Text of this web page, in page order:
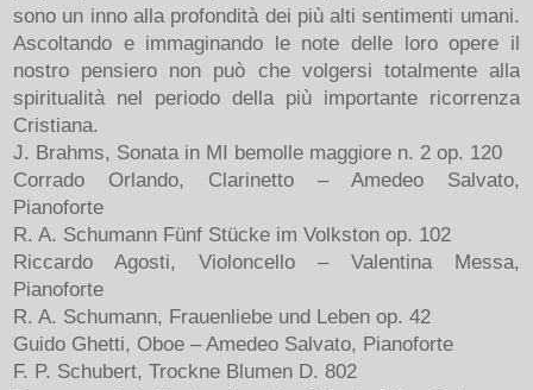
sono un inno alla profondità dei più alti sentimenti umani.
Ascoltando e immaginando le note delle loro opere il
nostro pensiero non può che volgersi totalmente alla
spiritualità nel periodo della più importante ricorrenza
Cristiana.
J. Brahms, Sonata in MI bemolle maggiore n. 2 op. 120
Corrado Orlando, Clarinetto – Amedeo Salvato,
Pianoforte
R. A. Schumann Fünf Stücke im Volkston op. 102
Riccardo Agosti, Violoncello – Valentina Messa,
Pianoforte
R. A. Schumann, Frauenliebe und Leben op. 42
Guido Ghetti, Oboe – Amedeo Salvato, Pianoforte
F. P. Schubert, Trockne Blumen D. 802